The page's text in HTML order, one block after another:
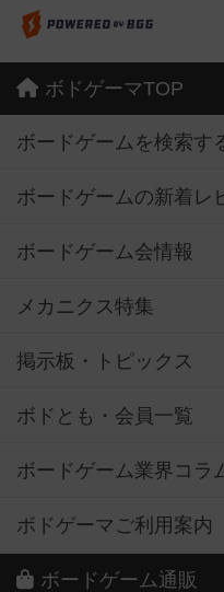
ボドゲーマTOP
ボードゲームを検索す
ボードゲームの新着レ
ボードゲーム会情報
メカニクス特集
掲示板・トピックス
ボドとも・会員一覧
ボードゲーム業界コラ
ボドゲーマご利用案内
ボードゲーム通販